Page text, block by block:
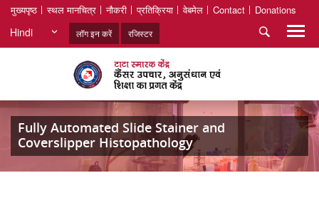
मुख्यपृष्ठ स्थल मानचित्र नौकरी प्रतिक्रिया वेबमेल Contact Donations
Hindi लॉग इन करें रजिस्टर
Fully Automated Slide Stainer and
Coverslipper Histopathology